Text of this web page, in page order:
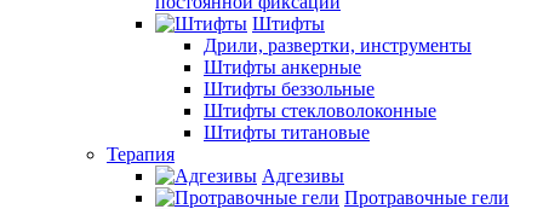
Штифты
Дрили, развертки, инструменты
Штифты анкерные
Штифты беззольные
Штифты стекловолоконные
Штифты титановые
Терапия
Адгезивы
Протравочные гели